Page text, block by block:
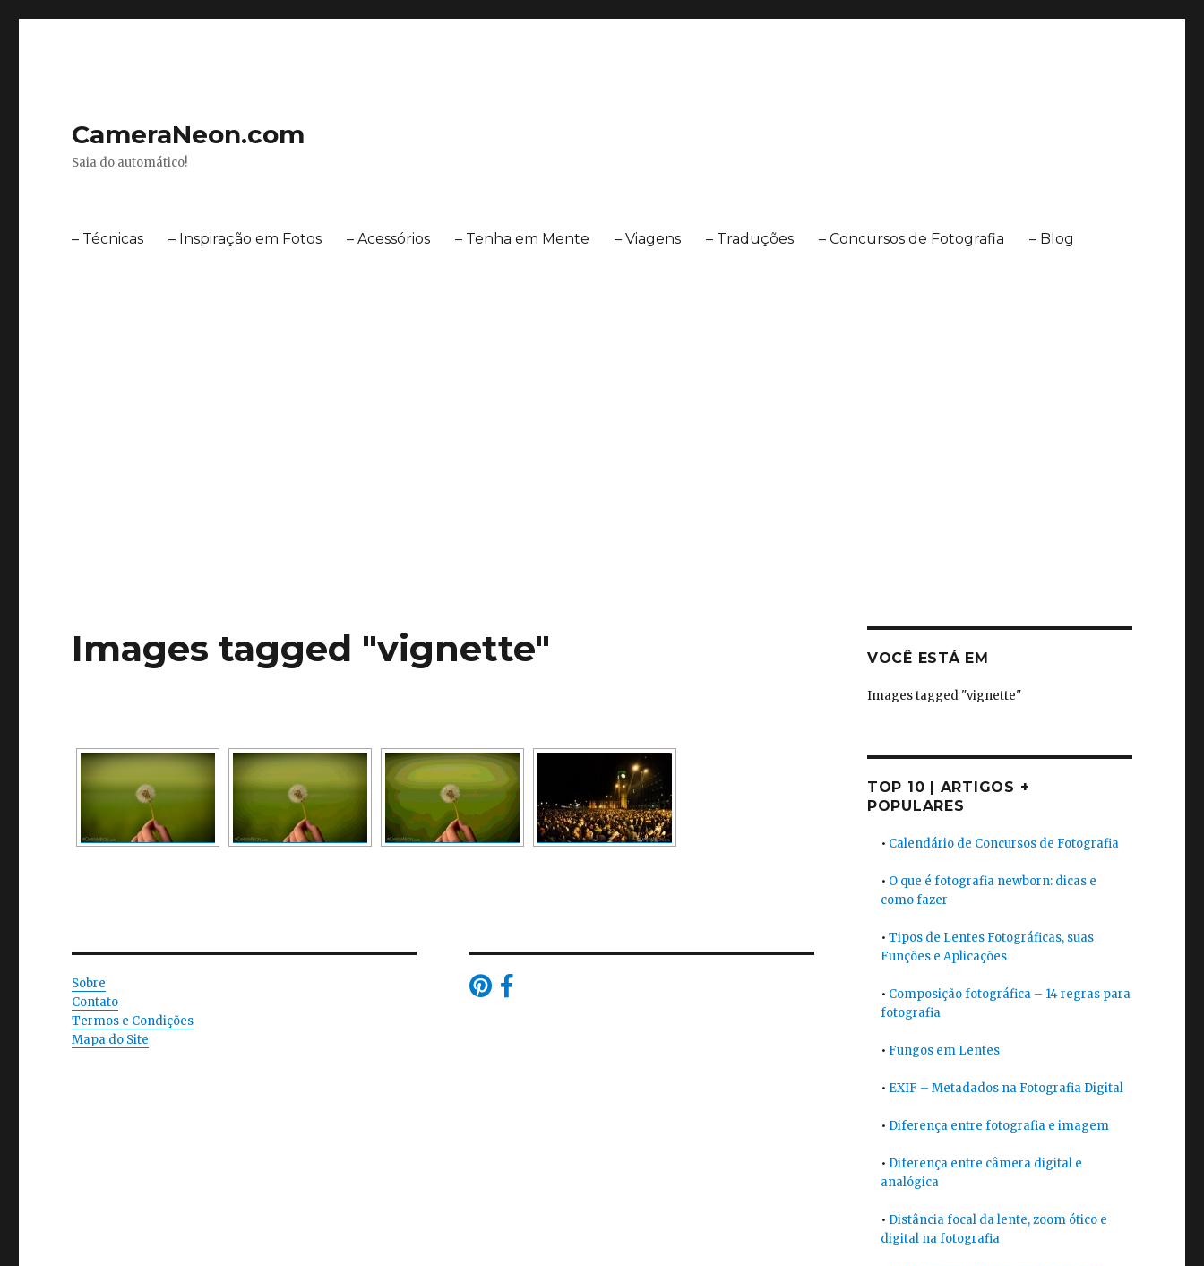
CameraNeon.com
Saia do automático!
– Técnicas – Inspiração em Fotos – Acessórios – Tenha em Mente – Viagens – Traduções – Concursos de Fotografia – Blog
Images tagged "vignette"
Sobre
Contato
Termos e Condições
Mapa do Site
VOCÊ ESTÁ EM
Images tagged "vignette"
TOP 10 | ARTIGOS +
POPULARES
• Calendário de Concursos de Fotografia
• O que é fotografia newborn: dicas e
como fazer
• Tipos de Lentes Fotográficas, suas
Funções e Aplicações
• Composição fotográfica – 14 regras para
fotografia
• Fungos em Lentes
• EXIF – Metadados na Fotografia Digital
• Diferença entre fotografia e imagem
• Diferença entre câmera digital e
analógica
• Distância focal da lente, zoom ótico e
digital na fotografia